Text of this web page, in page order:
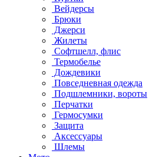
Вейдерсы
Брюки
Джерси
Жилеты
Софтшелл, флис
Термобелье
Дождевики
Повседневная одежда
Подшлемники, вороты
Перчатки
Гермосумки
Защита
Аксессуары
Шлемы